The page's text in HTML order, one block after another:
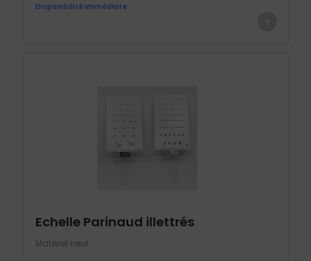
Disponibilité immédiate
Echelle Parinaud illettrés
Matériel neuf